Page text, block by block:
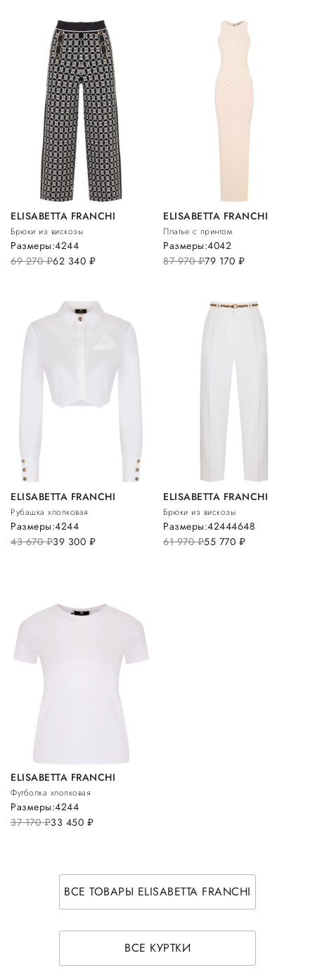
ELISABETTA FRANCHI
Брюки из вискозы
69 270руб.62 340 руб.
Размеры:4244
ELISABETTA FRANCHI
Платье с принтом
87 970руб.79 170 руб.
Размеры:4042
ELISABETTA FRANCHI
Рубашка хлопковая
43 670руб.39 300 руб.
Размеры:4244
ELISABETTA FRANCHI
Брюки из вискозы
61 970руб.55 770 руб.
Размеры:42444648
ELISABETTA FRANCHI
Футболка хлопковая
37 170руб.33 450 руб.
Размеры:4244
ВСЕ ТОВАРЫ ELISABETTA FRANCHI
ВСЕ КУРТКИ